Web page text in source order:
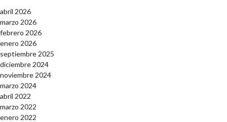
abril 2026
marzo 2026
febrero 2026
enero 2026
septiembre 2025
diciembre 2024
noviembre 2024
marzo 2024
abril 2022
marzo 2022
enero 2022